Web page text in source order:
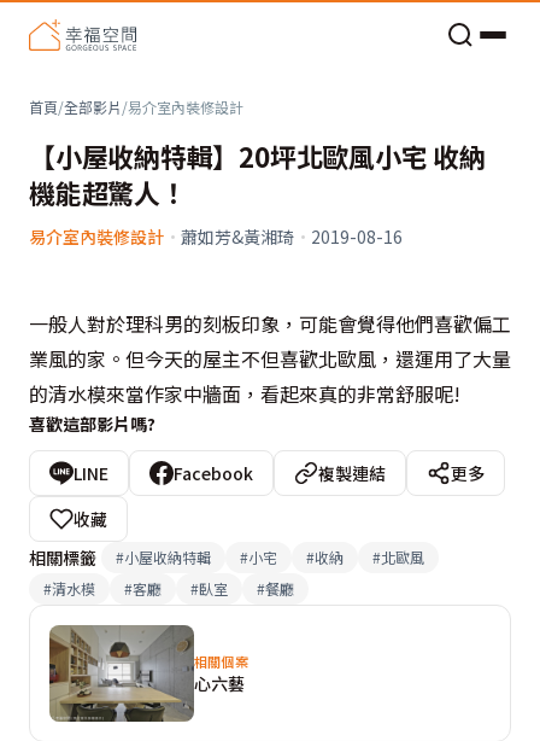
首頁/全部影片/易介室內裝修設計
【小屋收納特輯】20坪北歐風小宅 收納
機能超驚人！
易介室內裝修設計 · 蕭如芳&黃湘琦 · 2019-08-16
一般人對於理科男的刻板印象，可能會覺得他們喜歡偏工
業風的家。但今天的屋主不但喜歡北歐風，還運用了大量
的清水模來當作家中牆面，看起來真的非常舒服呢!
喜歡這部影片嗎?
LINE Facebook 複製連結
更多
收藏
相關標籤
#小屋收納特輯 #小宅 #收納 #北歐風
#清水模 #客廳 #臥室 #餐廳
相關個案
心六藝